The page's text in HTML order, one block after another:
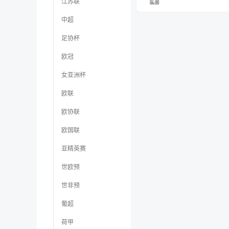
中超
足协杯
欧冠
女亚洲杯
欧联
欧协联
欧国联
亚精英赛
世欧预
世非预
葡超
荷甲
04:00